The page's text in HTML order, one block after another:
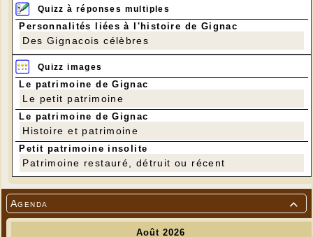

Agenda
Quizz à réponses multiples
Personnalités liées à l'histoire de Gignac
Des Gignacois célèbres
Quizz images
Le patrimoine de Gignac
Le petit patrimoine
Le patrimoine de Gignac
Histoire et patrimoine
Petit patrimoine insolite
Patrimoine restauré, détruit ou récent